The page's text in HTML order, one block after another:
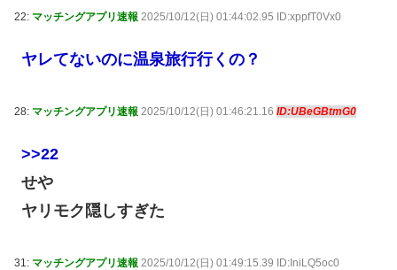
22: マッチングアプリ速報 2025/10/12(日) 01:44:02.95 ID:xppfT0Vx0
ヤレてないのに温泉旅行行くの？
28: マッチングアプリ速報 2025/10/12(日) 01:46:21.16 ID:UBeGBtmG0
>>22
せや
ヤリモク隠しすぎた
31: マッチングアプリ速報 2025/10/12(日) 01:49:15.39 ID:IniLQ5oc0